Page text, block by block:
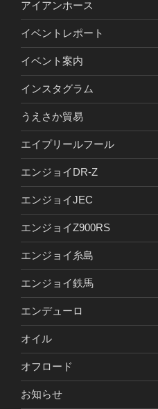
アイアンホース
イベントレポート
イベント案内
インスタグラム
うえさか貿易
エイプリールフール
エンジョイDR-Z
エンジョイJEC
エンジョイZ900RS
エンジョイ糸島
エンジョイ鉄馬
エンデューロ
オイル
オフロード
お知らせ